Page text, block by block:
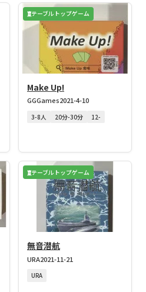
テーブルトップゲーム
Make Up!
GGGames2021-4-10
3-8人 20分-30分 12-
テーブルトップゲーム
無音潜航
URA2021-11-21
URA